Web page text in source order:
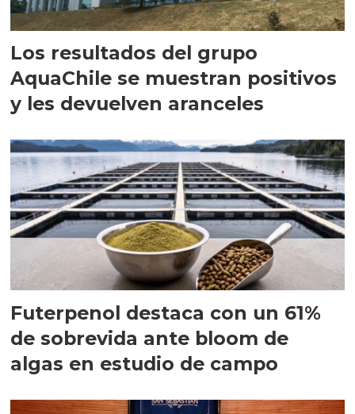
Los resultados del grupo
AquaChile se muestran positivos
y les devuelven aranceles
Futerpenol destaca con un 61%
de sobrevida ante bloom de
algas en estudio de campo